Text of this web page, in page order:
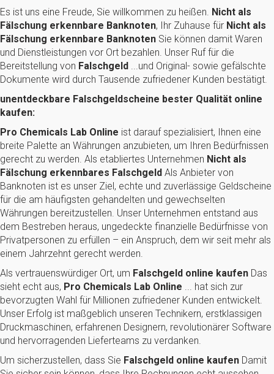
Es ist uns eine Freude, Sie willkommen zu heißen. Nicht als
Fälschung erkennbare Banknoten, Ihr Zuhause für Nicht als
Fälschung erkennbare Banknoten Sie können damit Waren
und Dienstleistungen vor Ort bezahlen. Unser Ruf für die
Bereitstellung von Falschgeld ...und Original- sowie gefälschte
Dokumente wird durch Tausende zufriedener Kunden bestätigt.
unentdeckbare Falschgeldscheine bester Qualität online
kaufen:
Pro Chemicals Lab Online ist darauf spezialisiert, Ihnen eine
breite Palette an Währungen anzubieten, um Ihren Bedürfnissen
gerecht zu werden. Als etabliertes Unternehmen Nicht als
Fälschung erkennbares Falschgeld Als Anbieter von
Banknoten ist es unser Ziel, echte und zuverlässige Geldscheine
für die am häufigsten gehandelten und gewechselten
Währungen bereitzustellen. Unser Unternehmen entstand aus
dem Bestreben heraus, ungedeckte finanzielle Bedürfnisse von
Privatpersonen zu erfüllen – ein Anspruch, dem wir seit mehr als
einem Jahrzehnt gerecht werden.
Als vertrauenswürdiger Ort, um Falschgeld online kaufen Das
sieht echt aus, Pro Chemicals Lab Online ... hat sich zur
bevorzugten Wahl für Millionen zufriedener Kunden entwickelt.
Unser Erfolg ist maßgeblich unseren Technikern, erstklassigen
Druckmaschinen, erfahrenen Designern, revolutionärer Software
und hervorragenden Lieferteams zu verdanken.
Um sicherzustellen, dass Sie Falschgeld online kaufen Damit